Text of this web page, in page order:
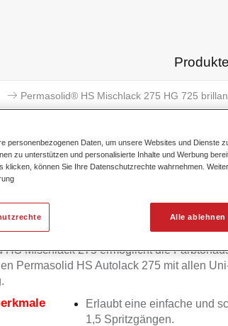
Produkte
Permasolid® HS Mischlack 275 HG 725
Permasolid® HS
HS Mischlack 275 ermöglicht die
Permasolid HS Autolack 275 mit allen
Erlaubt eine einfache und
1,5 Spritzgängen.
personenbezogenen Daten, um unsere Websites und Dienste
zu unterstützen und personalisierte Inhalte und Werbung
klicken, können Sie Ihre Datenschutzrechte wahrnehmen.
Alle ablehnen